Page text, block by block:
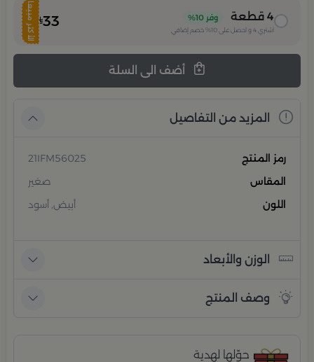
الأكثر مبيعا 4 قطعة وفر 10%
اشتري 4و احصل على 10% خصم إضافي 33
المزيد من التفاصيل
رمز المنتج
21IFM56025
المقاس
صغير
اللون
أبيض, أسود
الوزن والأبعاد
وصف المنتج
حوّلها لهدية